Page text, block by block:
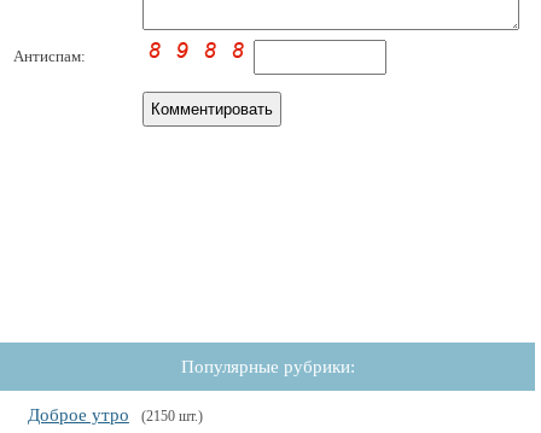
Антиспам:
Популярные рубрики:
Доброе утро (2150 шт.)